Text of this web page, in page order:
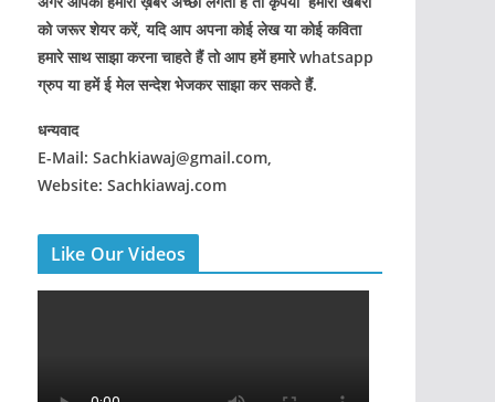
को जरूर शेयर करें, यदि आप अपना कोई लेख या कोई कविता
हमारे साथ साझा करना चाहते हैं तो आप हमें हमारे whatsapp
ग्रुप या हमें ई मेल सन्देश भेजकर साझा कर सकते हैं.
धन्यवाद
E-Mail: Sachkiawaj@gmail.com,
Website: Sachkiawaj.com
Like Our Videos